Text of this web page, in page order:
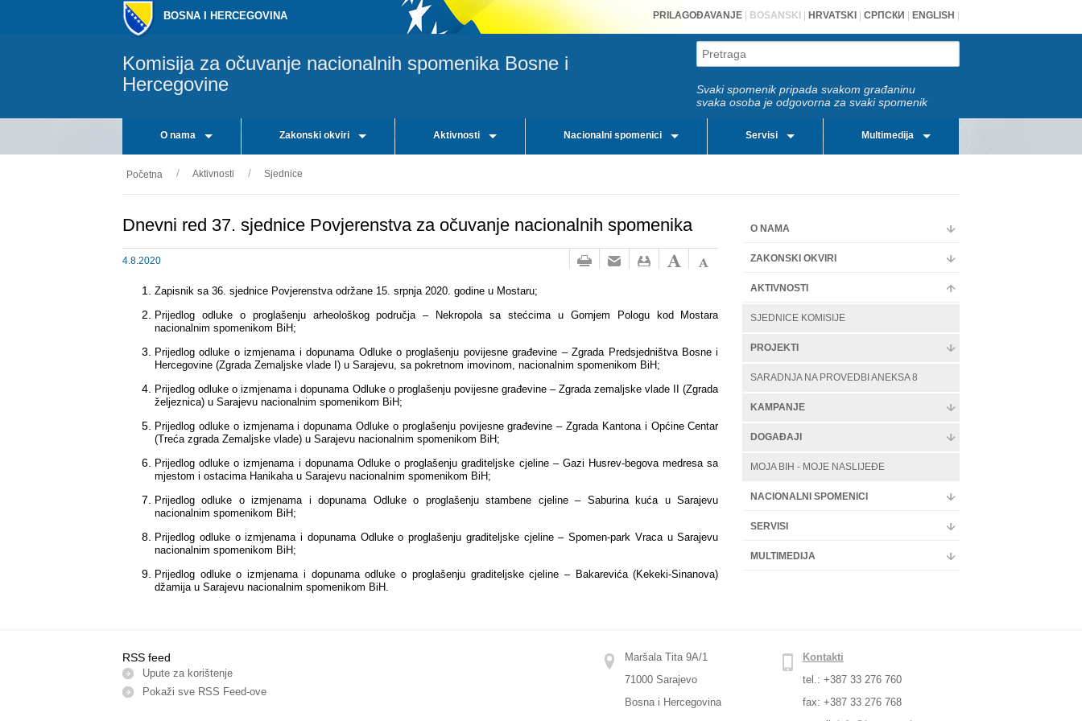
BOSNA I HERCEGOVINA PRILAGOĐAVANJE BOSANSKI HRVATSKI СРПСКИ ENGLISH
Komisija za očuvanje nacionalnih spomenika Bosne i
Hercegovine
Svaki spomenik pripada svakom građaninu
svaka osoba je odgovorna za svaki spomenik
O nama Zakonski okviri Aktivnosti Nacionalni spomenici Servisi Multimedija
Početna Aktivnosti Sjednice
Dnevni red 37. sjednice Povjerenstva za očuvanje nacionalnih spomenika
4.8.2020
Zapisnik sa 36. sjednice Povjerenstva održane 15. srpnja 2020. godine u Mostaru;
Prijedlog odluke o proglašenju arheološkog područja – Nekropola sa stećcima u Gornjem Pologu kod Mostara
nacionalnim spomenikom BiH;
Prijedlog odluke o izmjenama i dopunama Odluke o proglašenju povijesne građevine –Zgrada Predsjedništva Bosne i
Hercegovine (Zgrada Zemaljske vlade I) u Sarajevu, sa pokretnom imovinom, nacionalnim spomenikom BiH;
Prijedlog odluke o izmjenama i dopunama Odluke o proglašenju povijesne građevine– Zgrada zemaljske vlade II (Zgrada
željeznica) u Sarajevu nacionalnim spomenikom BiH;
Prijedlog odluke o izmjenama i dopunama Odluke o proglašenju povijesne građevine – Zgrada Kantona i Općine Centar
(Treća zgrada Zemaljske vlade) u Sarajevu nacionalnim spomenikom BiH;
Prijedlog odluke o izmjenama i dopunama Odluke o proglašenju graditeljske cjeline – Gazi Husrev-begova medresa sa
mjestom i ostacima Hanikaha u Sarajevu nacionalnim spomenikom BiH;
Prijedlog odluke o izmjenama i dopunama Odluke o proglašenjustambene cjeline– Saburina kuća u Sarajevu
nacionalnim spomenikom BiH;
Prijedlog odluke o izmjenama i dopunama Odluke o proglašenju graditeljske cjeline –Spomen-park Vraca u Sarajevu
nacionalnim spomenikom BiH;
Prijedlog odluke oizmjenama i dopunama odluke o proglašenju graditeljske cjeline – Bakarevića (Kekeki-Sinanova)
džamijau Sarajevu nacionalnim spomenikom BiH.
O NAMA
ZAKONSKI OKVIRI
AKTIVNOSTI
SJEDNICE KOMISIJE
PROJEKTI
SARADNJA NA PROVEDBI ANEKSA 8
KAMPANJE
DOGAĐAJI
MOJA BIH - MOJE NASLIJEĐE
NACIONALNI SPOMENICI
SERVISI
MULTIMEDIJA
RSS feed
Upute za korištenje
Pokaži sve RSS Feed-оve
Maršala Tita 9A/1
71000 Sarajevo
Bosna i Hercegovina
Kontakti
tel.: +387 33 276 760
fax: +387 33 276 768